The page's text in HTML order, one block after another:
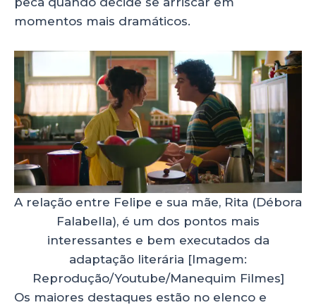
momentos mais dramáticos.
A relação entre Felipe e sua mãe, Rita (Débora
Falabella), é um dos pontos mais
interessantes e bem executados da
adaptação literária [Imagem:
Reprodução/Youtube/Manequim Filmes]
Os maiores destaques estão no elenco e